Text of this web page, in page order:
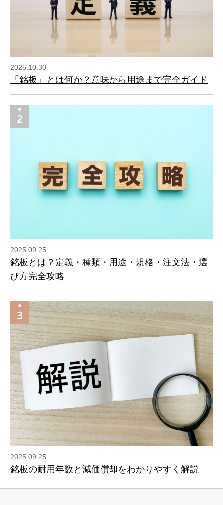
2025.10.30
「銘板」とは何か？意味から用途まで完全ガイド
2025.09.25
銘板とは？定義・種類・用途・規格・注文法・選
び方完全攻略
2025.09.25
銘板の耐用年数と減価償却をわかりやすく解説